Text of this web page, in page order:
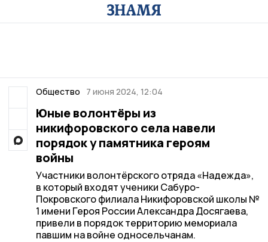
Общество 7 июня 2024, 12:04
Юные волонтёры из
никифоровского села навели
порядок у памятника героям
войны
Участники волонтёрского отряда «Надежда»,
в который входят ученики Сабуро-
Покровского филиала Никифоровской школы №
1 имени Героя России Александра Досягаева,
привели в порядок территорию мемориала
павшим на войне односельчанам.